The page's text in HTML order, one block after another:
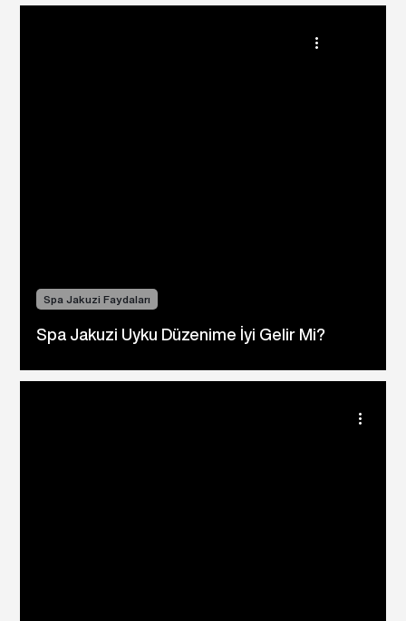
Spa Jakuzi Uyku Düzenime İyi Gelir Mi?
Spa Jakuzi Faydaları